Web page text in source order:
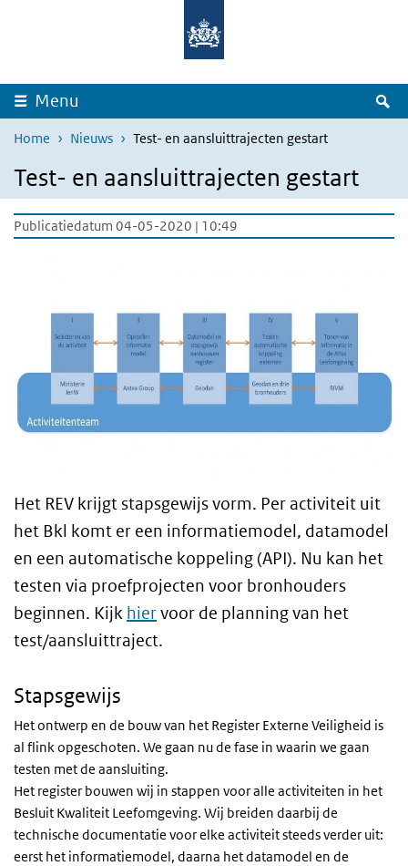
Overslaan en naar de inhoud gaan
Menu
Home Nieuws Test- en aansluittrajecten gestart
Test- en aansluittrajecten gestart
Publicatiedatum 04-05-2020 | 10:49
Het REV krijgt stapsgewijs vorm. Per activiteit uit
het Bkl komt er een informatiemodel, datamodel
en een automatische koppeling (API). Nu kan het
testen via proefprojecten voor bronhouders
beginnen. Kijk hiervoor de planning van het
test/aansluittraject.
Stapsgewijs
Het ontwerp en de bouw van het Register Externe Veiligheid is
al flink opgeschoten. We gaan nu de fase in waarin we gaan
testen met de aansluiting.
Het register bouwen wij in stappen voor alle activiteiten in het
Besluit Kwaliteit Leefomgeving. Wij breiden daarbij de
technische documentatie voor elke activiteit steeds verder uit:
eerst het informatiemodel, daarna het datamodel en de